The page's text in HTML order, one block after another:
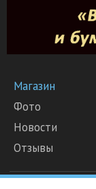
Магазин
Фото
Новости
Отзывы